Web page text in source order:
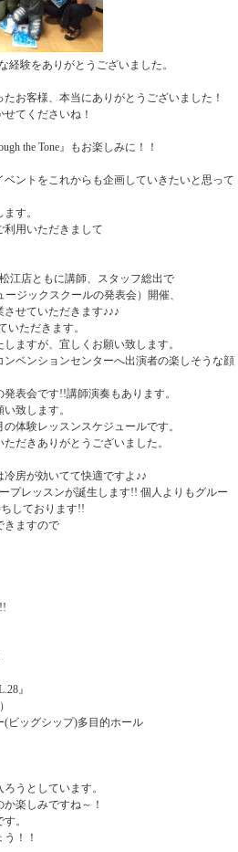
経験をありがとうございました。
お客様、本当にありがとうございました！
てくださいね！
the Tone』もお楽しみに！！
ントをこれからも企画していきたいと思って
す。
利用いただきまして
江店ともに講師、スタッフ総出で
ジックスクールの発表会）開催、
せていただきます♪♪♪
いただきます。
ますが、宜しくお願い致します。
ベンションセンターへ出演者の楽しそうな顔
表会です!!講師演奏もあります。
致します。
体験レッスンスケジュールです。
だきありがとうございました。
房が効いてて快適ですよ♪♪
プレッスンが誕生します!! 個人よりもグルー
しております!!
きますので
』
ビッグシップ)多目的ホール
うとしています。
楽しみですね～！
。
！！